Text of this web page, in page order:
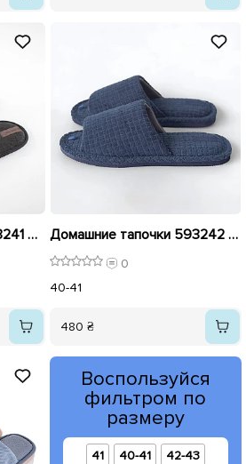
Домашние тапочки 593241 Черные Домашние тапочки 593242 Синие
0
40-41
480 ₴
Воспользуйся
фильтром по
размеру
41 40-41
42-43